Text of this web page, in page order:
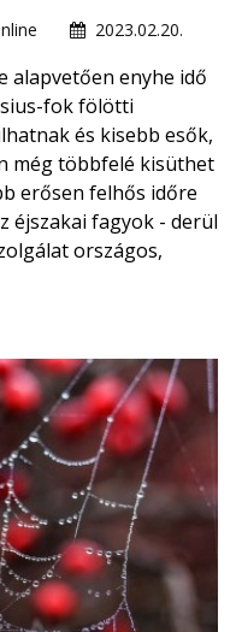
2023.02.20.
alapvetően enyhe idő
fok fölötti
és kisebb esők,
még többfelé kisüthet
erősen felhős időre
éjszakai fagyok - derül
országos,